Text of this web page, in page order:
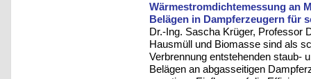
Wärmestromdichtemessung an
Belägen in Dampferzeugern für
Dr.-Ing. Sascha Krüger, Professor
Hausmüll und Biomasse sind als
Verbrennung entstehenden staub-
Belägen an abgasseitigen